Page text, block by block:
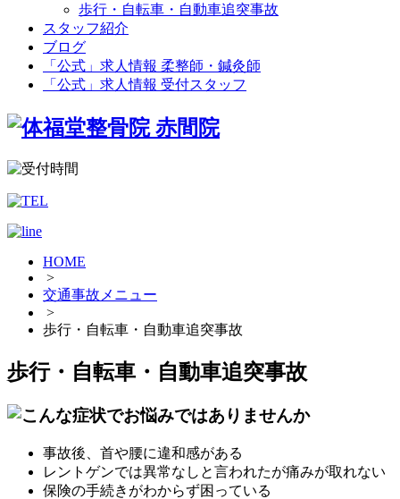
歩行・自転車・自動車追突事故
スタッフ紹介
ブログ
「公式」求人情報 柔整師・鍼灸師
「公式」求人情報 受付スタッフ
HOME
>
交通事故メニュー
>
歩行・自転車・自動車追突事故
歩行・自転車・自動車追突事故
事故後、首や腰に違和感がある
レントゲンでは異常なしと言われたが痛みが取れない
保険の手続きがわからず困っている